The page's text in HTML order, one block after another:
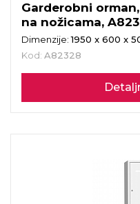
Garderobni
na nožicama,
Dimenzije:1950 x 600 x
Kod: A82328